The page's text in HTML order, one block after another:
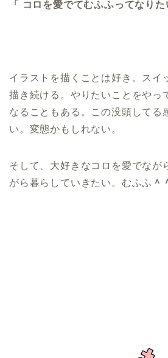
「 コロを愛でてむふふってなりた
イラストを描くことは好き。スイ
描き続ける。やりたいことをやっ
なることもある。この没頭してる
い。変態かもしれない。
そして、大好きなコロを愛でなが
がら暮らしていきたい。むふふ ＾